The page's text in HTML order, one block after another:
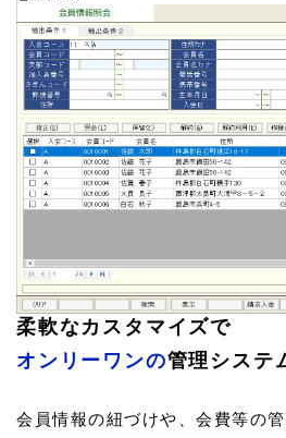
柔軟なカスタマイズで
オンリーワンの管理システ
会員情報の紐づけや、会費等の